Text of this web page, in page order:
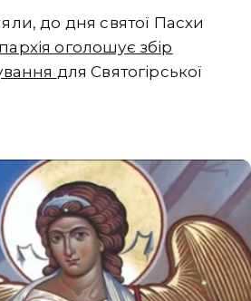
до дня святої Пасхи
оголошує збір
для Святогірської